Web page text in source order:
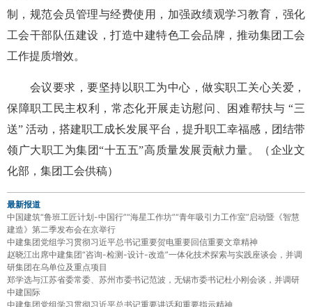
制，规范会员管理与经费使用，加强政绩观学习教育，强化
工会干部队伍建设，打造中建特色工会品牌，推动集团工会
工作提质增效。
会议要求，要坚持以职工为中心，做实职工关心关爱，
保障职工民主权利，常态化开展走访慰问、困难帮扶与 “三
送” 活动，搭建职工成长发展平台，提升职工幸福感，团结带
领广大职工为集团“十五五”高质量发展贡献力量。（企业文
化部，集团工会供稿）
最新报道
中国建筑“鲁班工匠计划-中国行”“海星工作坊”“青年吸引力工作室”启动暨《智慧
建造》第二季发布会在京举行
中建集团党组学习贯彻习近平总书记重要贺电重要回信重要文章精神
赵晓江出席中建集团“咨询-检测-设计-改造”一体化技术探索与实践座谈会，并调
研集团在乌单位及重点项目
郑学选与江苏省委常委、苏州市委书记范波，无锡市委书记杜小刚会谈，并调研
中建国际
中建集团党组学习贯彻习近平总书记重要讲话和重要指示精神